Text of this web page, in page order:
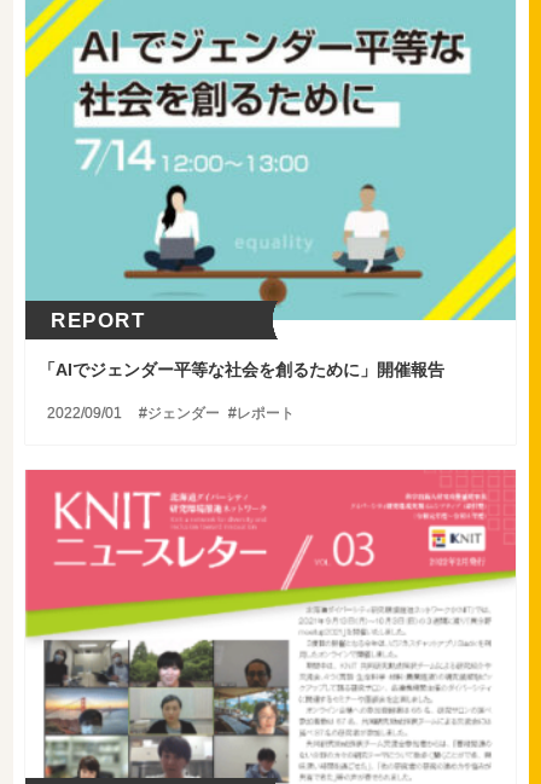
REPORT
「AIでジェンダー平等な社会を創るために」開催報告
2022/09/01 ジェンダー レポート